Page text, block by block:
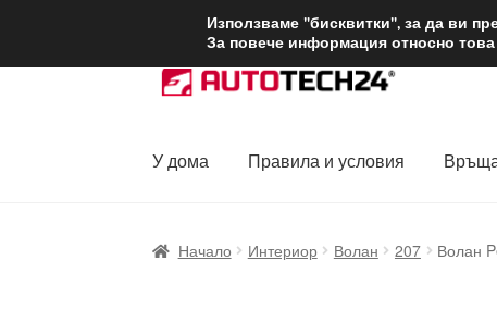
ДОСТАВКА от
Skip
to
Skip
to
У дома Правила и условия
Начало Интериор Волан 207 Волан
Използваме "бисквитки", за да ви
За повече информация относно